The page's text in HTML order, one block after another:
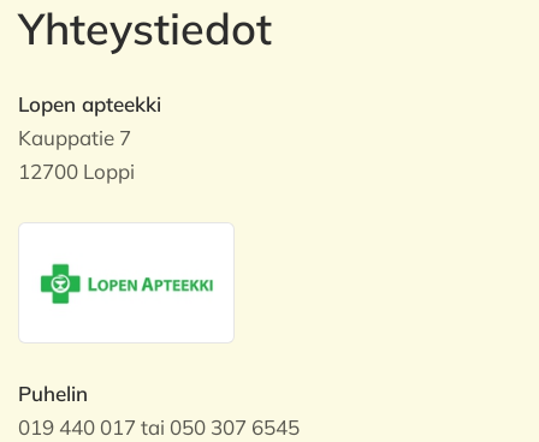
Yhteystiedot
Lopen apteekki
Kauppatie 7
12700 Loppi
Puhelin
019 440 017 tai 050 307 6545